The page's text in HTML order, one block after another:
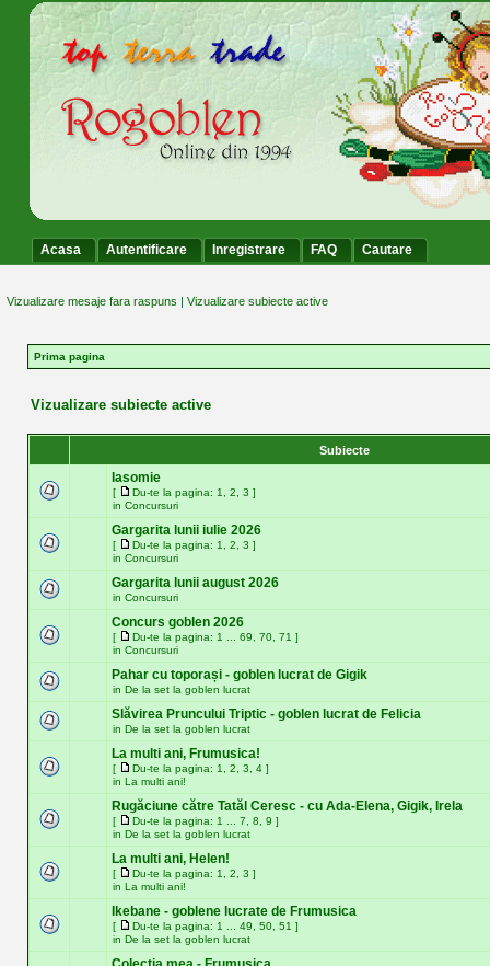
Acasa Autentificare Inregistrare FAQ Cautare
Vizualizare mesaje fara raspuns | Vizualizare subiecte active
Prima pagina
Vizualizare subiecte active
Subiecte
Iasomie
[ Du-te la pagina: 1 2 3 ]
in Concursuri
Gargarita lunii iulie 2026
[ Du-te la pagina: 1 2 3 ]
in Concursuri
Gargarita lunii august 2026
in Concursuri
Concurs goblen 2026
[ Du-te la pagina: 1 69 70 71 ]
in Concursuri
Pahar cu toporași - goblen lucrat de Gigik
in De la set la goblen lucrat
Slăvirea Pruncului Triptic - goblen lucrat de Felicia
in De la set la goblen lucrat
La multi ani, Frumusica!
[ Du-te la pagina: 1 2 3 4 ]
in La multi ani!
Rugăciune către Tatăl Ceresc - cu Ada-Elena, Gigik, Irela
[ Du-te la pagina: 1 7 8 9 ]
in De la set la goblen lucrat
La multi ani, Helen!
[ Du-te la pagina: 1 2 3 ]
in La multi ani!
Ikebane - goblene lucrate de Frumusica
[ Du-te la pagina: 1 49 50 51 ]
in De la set la goblen lucrat